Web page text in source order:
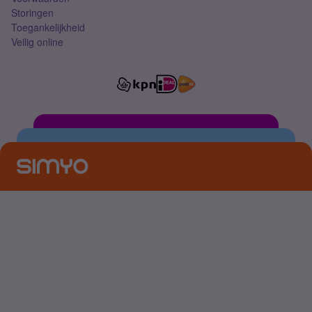
Storingen
Toegankelijkheid
Veilig online